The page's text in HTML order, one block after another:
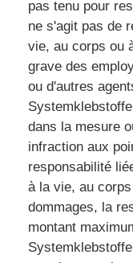
pas tenu pour
ne s'agit pas de
vie, au corps ou
grave des
ou d'autres
dans la mesure
infraction aux
responsabilité
à la vie, au
dommages, la
montant